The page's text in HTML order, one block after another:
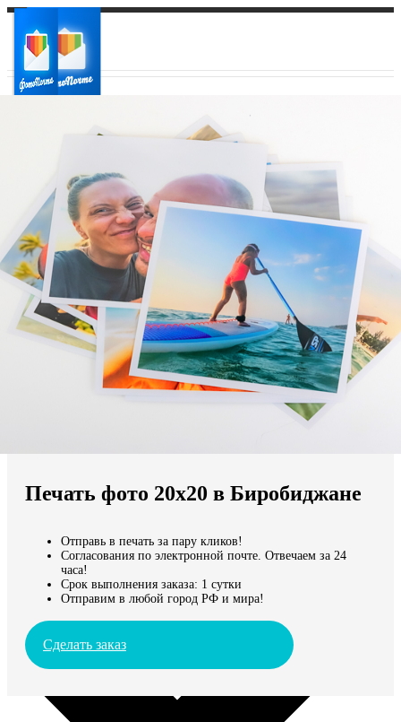
Ваш регион доставки
Выберите из списка:
Мы доставляем по всему миру
Продолжить без города
Печать фото 20х20 в Биробиджане
Отправь в печать за пару кликов!
Согласования по электронной почте. Отвечаем за 24
часа!
Срок выполнения заказа: 1 сутки
Отправим в любой город РФ и мира!
Сделать заказ